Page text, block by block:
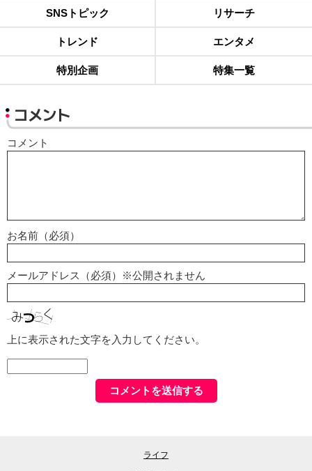
SNSトピック リサーチ
トレンド エンタメ
特別企画 特集一覧
コメント
コメント
お名前（必須）
メールアドレス（必須）※公開されません
上に表示された文字を入力してください。
ライフ